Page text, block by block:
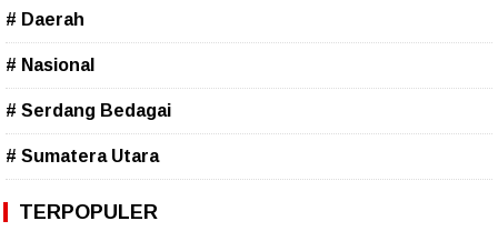
# Daerah
# Nasional
# Serdang Bedagai
# Sumatera Utara
TERPOPULER